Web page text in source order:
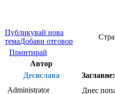
Публикувай нова
темаДобави отговор
Принтирай
Автор
Десислава
Заглавие:
Administrator
Днес